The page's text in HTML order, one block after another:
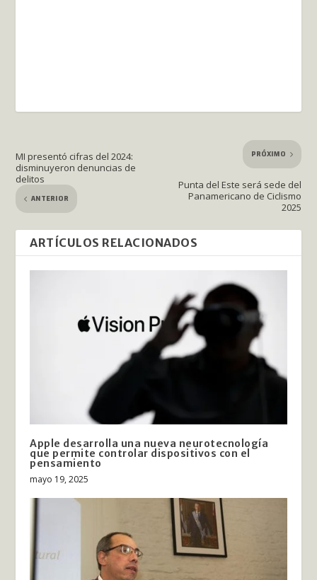
MI presentó cifras del 2024:
disminuyeron denuncias de
delitos
ANTERIOR
PRÓXIMO
Punta del Este será sede del
Panamericano de Ciclismo
2025
ARTÍCULOS RELACIONADOS
Apple desarrolla una nueva neurotecnología
que permite controlar dispositivos con el
pensamiento
mayo 19, 2025